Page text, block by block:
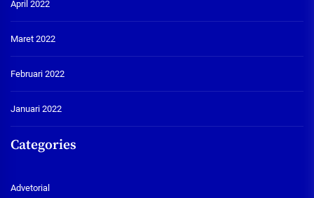
April 2022
Maret 2022
Februari 2022
Januari 2022
Categories
Advetorial